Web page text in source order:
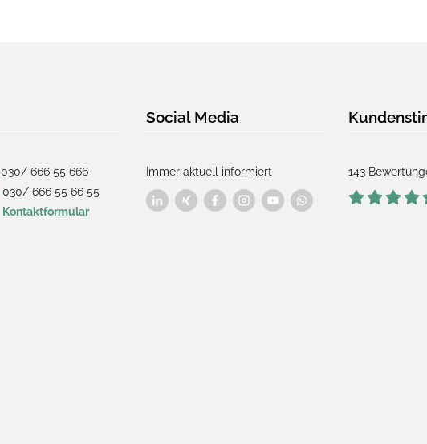
030/ 666 55 666
030/ 666 55 66 55
Kontaktformular
Social Media
Immer aktuell informiert 143